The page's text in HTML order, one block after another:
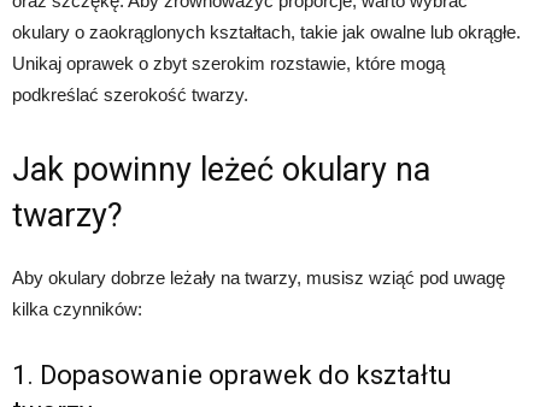
okulary o zaokrąglonych kształtach, takie jak owalne lub okrągłe.
Unikaj oprawek o zbyt szerokim rozstawie, które mogą
podkreślać szerokość twarzy.
Jak powinny leżeć okulary na
twarzy?
Aby okulary dobrze leżały na twarzy, musisz wziąć pod uwagę
kilka czynników:
1. Dopasowanie oprawek do kształtu